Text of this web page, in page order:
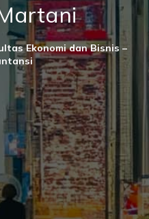
Ekonomi dan Bisnis –